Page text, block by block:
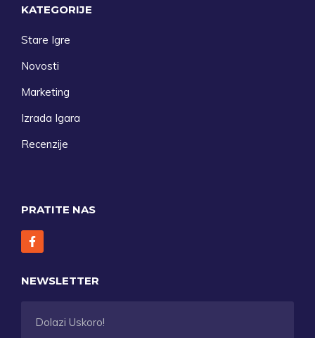
KATEGORIJE
Stare Igre
Novosti
Marketing
Izrada Igara
Recenzije
PRATITE NAS
NEWSLETTER
Dolazi Uskoro!